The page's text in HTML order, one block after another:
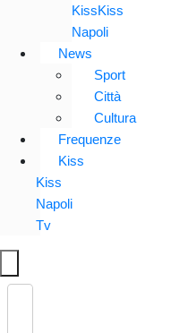
KissKiss
Napoli
News
Sport
Città
Cultura
Frequenze
Kiss
Kiss
Napoli
Tv